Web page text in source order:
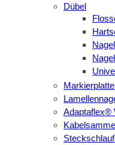
Dübel
Adaptaflex®